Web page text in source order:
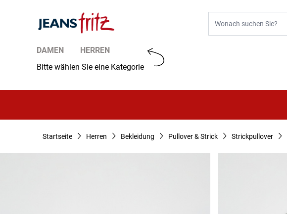
DAMEN
HERREN
Bitte wählen Sie eine Kategorie
Startseite Herren Bekleidung Pullover & Strick Strickpullover